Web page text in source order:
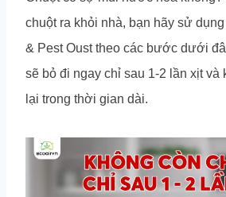
chuột ra khỏi nhà, bạn hãy sử
& Pest Oust theo các bước dưới
sẽ bỏ đi ngay chỉ sau 1-2 lần xịt và
lại trong thời gian dài.